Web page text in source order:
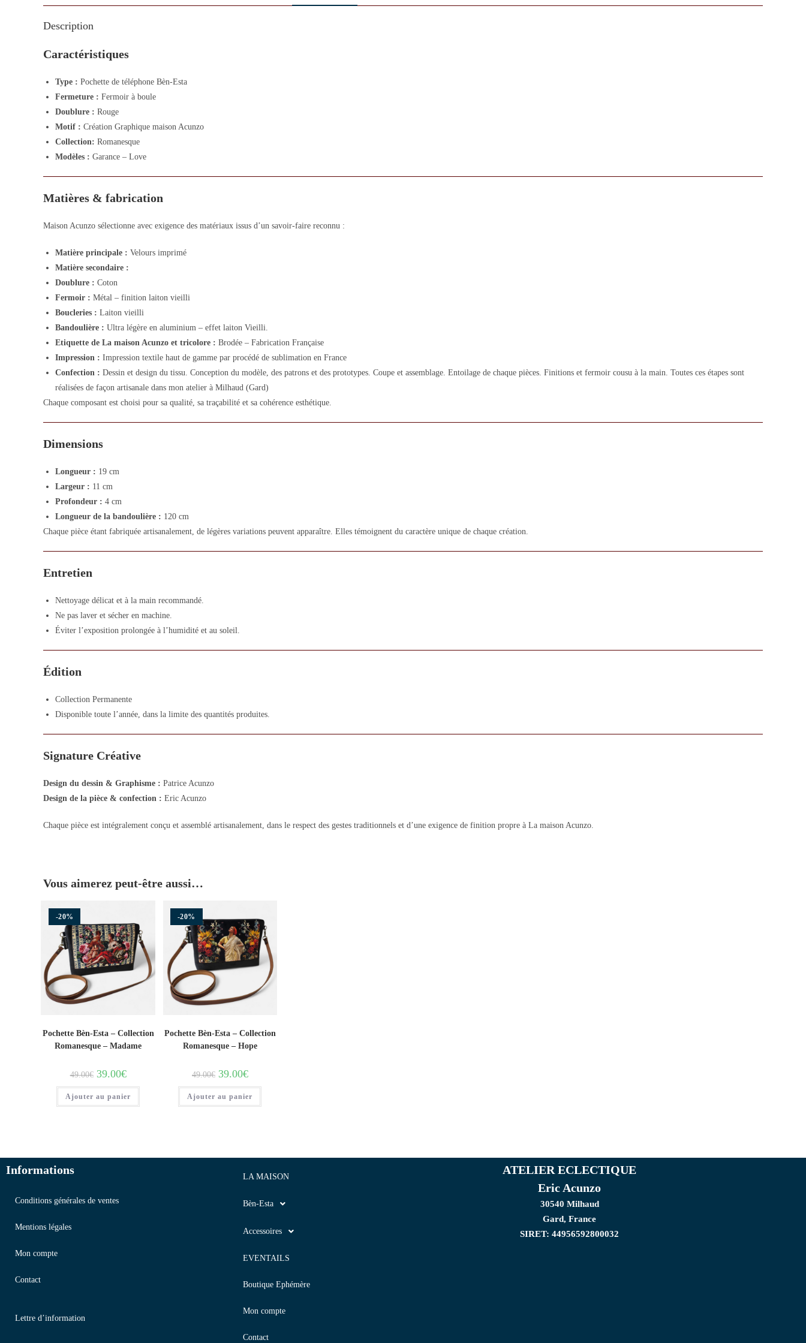
Description
Caractéristiques
Type : Pochette de téléphone Bèn-Esta
Fermeture : Fermoir à boule
Doublure : Rouge
Motif : Création Graphique maison Acunzo
Collection: Romanesque
Modèles : Garance – Love
Matières & fabrication
Maison Acunzo sélectionne avec exigence des matériaux issus d’un savoir-faire reconnu :
Matière principale : Velours imprimé
Matière secondaire :
Doublure : Coton
Fermoir : Métal – finition laiton vieilli
Boucleries : Laiton vieilli
Bandoulière : Ultra légère en aluminium – effet laiton Vieilli.
Etiquette de La maison Acunzo et tricolore : Brodée – Fabrication Française
Impression : Impression textile haut de gamme par procédé de sublimation en France
Confection : Dessin et design du tissu. Conception du modèle, des patrons et des prototypes. Coupe et assemblage. Entoilage de chaque pièces. Finitions et fermoir cousu à la main. Toutes ces étapes sont
réalisées de façon artisanale dans mon atelier à Milhaud (Gard)
Chaque composant est choisi pour sa qualité, sa traçabilité et sa cohérence esthétique.
Dimensions
Longueur : 19 cm
Largeur : 11 cm
Profondeur : 4 cm
Longueur de la bandoulière : 120 cm
Chaque pièce étant fabriquée artisanalement, de légères variations peuvent apparaître. Elles témoignent du caractère unique de chaque création.
Entretien
Nettoyage délicat et à la main recommandé.
Ne pas laver et sécher en machine.
Éviter l’exposition prolongée à l’humidité et au soleil.
Édition
Collection Permanente
Disponible toute l’année, dans la limite des quantités produites.
Signature Créative
Design du dessin & Graphisme : Patrice Acunzo
Design de la pièce & confection : Eric Acunzo
Chaque pièce est intégralement conçu et assemblé artisanalement, dans le respect des gestes traditionnels et d’une exigence de finition propre à La maison Acunzo.
Vous aimerez peut-être aussi…
-20%
Pochette Bèn-Esta – Collection
Romanesque – Madame
49.00€ 39.00€
Ajouter au panier
-20%
Pochette Bèn-Esta – Collection
Romanesque – Hope
49.00€ 39.00€
Ajouter au panier
Informations
Conditions générales de ventes
Mentions légales
Mon compte
Contact
Lettre d’information
LA MAISON
Bèn-Esta
Accessoires
EVENTAILS
Boutique Ephémère
Mon compte
Contact
ATELIER ECLECTIQUE
Eric Acunzo
30540 Milhaud
Gard, France
SIRET: 44956592800032